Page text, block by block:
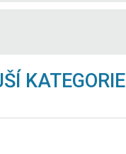
KATEGORIE